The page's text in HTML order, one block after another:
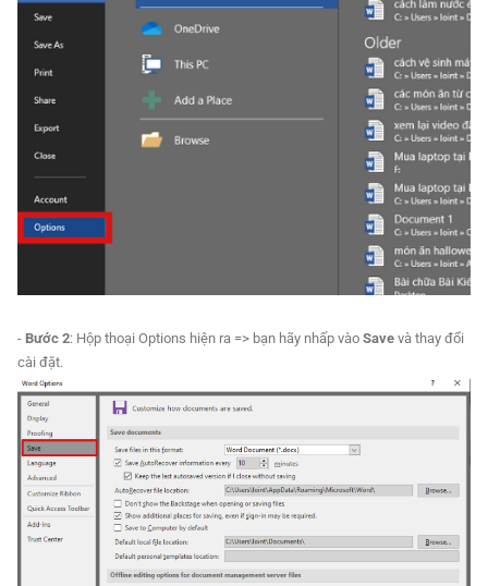
- Bước 2: Hộp thoại Options hiện ra => bạn hãy nhấp vào Save và thay đổi
cài đặt.